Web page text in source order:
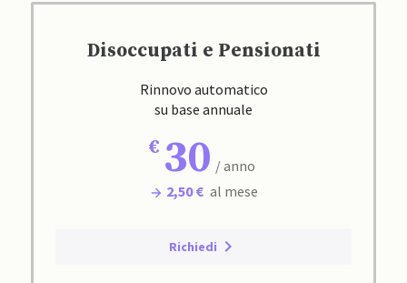
Disoccupati e Pensionati
Rinnovo automatico
su base annuale
30 / anno
2,50 € al mese
Richiedi